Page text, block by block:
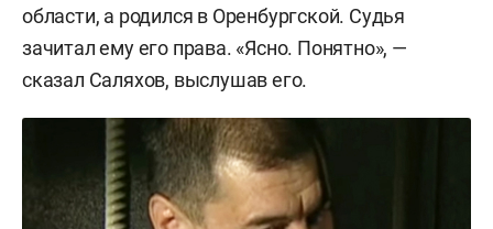
области, а родился в Оренбургской. Судья
зачитал ему его права. «Ясно. Понятно», —
сказал Саляхов, выслушав его.